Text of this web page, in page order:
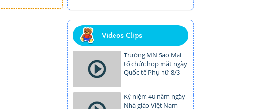
Videos Clips
Trường MN Sao Mai
tổ chức họp mặt ngày
Quốc tế Phụ nữ 8/3
Kỷ niệm 40 năm ngày
Nhà giáo Việt Nam